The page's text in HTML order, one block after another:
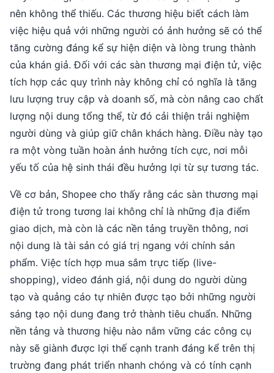
nên không thể thiếu. Các thương hiệu biết cách làm
việc hiệu quả với những người có ảnh hưởng sẽ có thể
tăng cường đáng kể sự hiện diện và lòng trung thành
của khán giả. Đối với các sàn thương mại điện tử, việc
tích hợp các quy trình này không chỉ có nghĩa là tăng
lưu lượng truy cập và doanh số, mà còn nâng cao chất
lượng nội dung tổng thể, từ đó cải thiện trải nghiệm
người dùng và giúp giữ chân khách hàng. Điều này tạo
ra một vòng tuần hoàn ảnh hưởng tích cực, nơi mỗi
yếu tố của hệ sinh thái đều hưởng lợi từ sự tương tác.
Về cơ bản, Shopee cho thấy rằng các sàn thương mại
điện tử trong tương lai không chỉ là những địa điểm
giao dịch, mà còn là các nền tảng truyền thông, nơi
nội dung là tài sản có giá trị ngang với chính sản
phẩm. Việc tích hợp mua sắm trực tiếp (live-
shopping), video đánh giá, nội dung do người dùng
tạo và quảng cáo tự nhiên được tạo bởi những người
sáng tạo nội dung đang trở thành tiêu chuẩn. Những
nền tảng và thương hiệu nào nắm vững các công cụ
này sẽ giành được lợi thế cạnh tranh đáng kể trên thị
trường đang phát triển nhanh chóng và có tính cạnh